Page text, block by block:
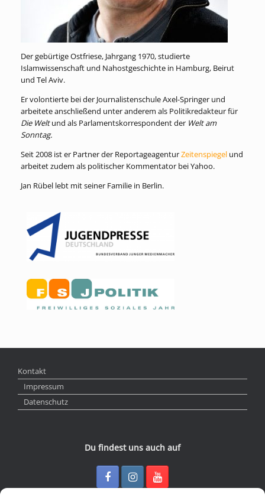
Der gebürtige Ostfriese, Jahrgang 1970, studierte
Islamwissenschaft und Nahostgeschichte in Hamburg, Beirut
und Tel Aviv.
Er volontierte bei der Journalistenschule Axel-Springer und
arbeitete anschließend unter anderem als Politikredakteur für
Die Weltund als Parlamentskorrespondent der Welt am
Sonntag.
Seit 2008 ist er Partner der ReportageagenturZeitenspiegel und
arbeitet zudem als politischer Kommentator bei Yahoo.
Jan Rübel lebt mit seiner Familie in Berlin.
Kontakt
Impressum
Datenschutz
Du findest uns auch auf